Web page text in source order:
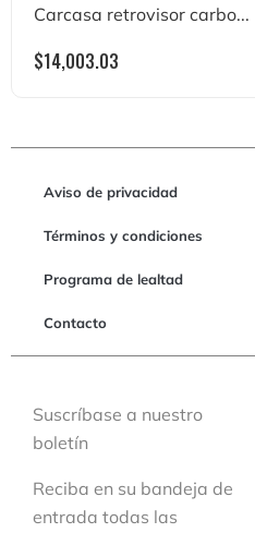
Carcasa retrovisor carbo...
$14,003.03
Aviso de privacidad
Términos y condiciones
Programa de lealtad
Contacto
Suscríbase a nuestro
boletín
Reciba en su bandeja de
entrada todas las